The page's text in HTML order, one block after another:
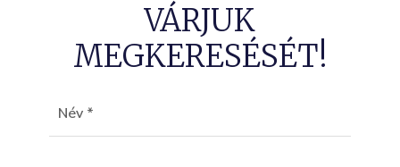
VÁRJUK
MEGKERESÉSÉT!